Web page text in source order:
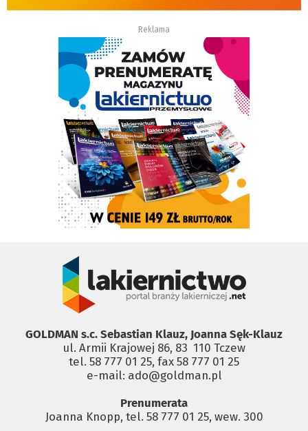
Reklama
GOLDMAN s.c. Sebastian Klauz, Joanna Sęk-Klauz
ul. Armii Krajowej 86, 83 ­ 110 Tczew
tel. 58 777 01 25, fax 58 777 01 25
e-mail: ado@goldman.pl
Prenumerata
Joanna Knopp, tel. 58 777 01 25, wew. 300